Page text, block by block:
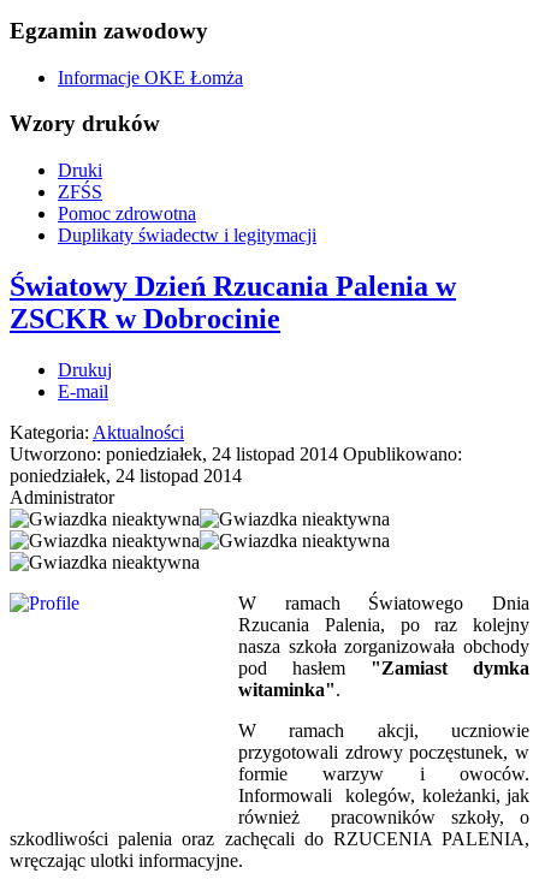
Egzamin zawodowy
Informacje OKE Łomża
Wzory druków
Druki
ZFŚS
Pomoc zdrowotna
Duplikaty świadectw i legitymacji
Światowy Dzień Rzucania Palenia w
ZSCKR w Dobrocinie
Drukuj
E-mail
Kategoria: Aktualności
Utworzono: poniedziałek, 24 listopad 2014 Opublikowano:
poniedziałek, 24 listopad 2014
Administrator
W ramach Światowego Dnia
Rzucania Palenia, po raz kolejny
nasza szkoła zorganizowała obchody
pod hasłem "Zamiast dymka
witaminka".
W ramach akcji, uczniowie
przygotowali zdrowy poczęstunek, w
formie warzyw i owoców.
Informowali kolegów, koleżanki, jak
również pracowników szkoły, o
szkodliwości palenia oraz zachęcali do RZUCENIA PALENIA,
wręczając ulotki informacyjne.